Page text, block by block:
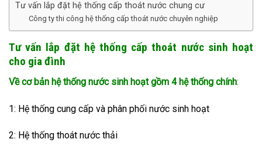
Tư vấn lắp đặt hệ thống cấp thoát nước chung cư
Công ty thi công hệ thống cấp thoát nước chuyên nghiệp
Tư vấn lắp đặt hệ thống cấp thoát nước sinh hoạt
cho gia đình
Về cơ bản hệ thống nước sinh hoạt gồm 4 hệ thống chính:
1: Hệ thống cung cấp và phân phối nước sinh hoạt
2: Hệ thống thoát nước thải